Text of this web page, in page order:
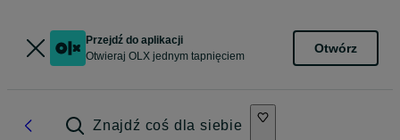
Przejdź do aplikacji
Otwieraj OLX jednym tapnięciem
Otwórz
Znajdź coś dla siebie